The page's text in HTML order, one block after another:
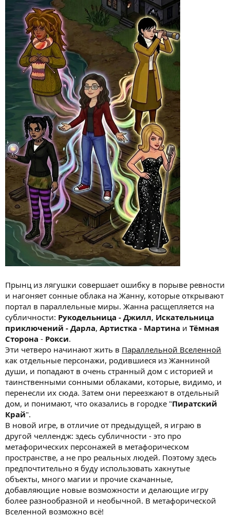
Прынц из лягушки совершает ошибку в порыве ревности
и нагоняет сонные облака на Жанну, которые открывают
портал в параллельные миры. Жанна расщепляется на
субличности: Рукодельница - Джилл, Искательница
приключений - Дарла, Артистка - Мартина и Тёмная
Сторона - Рокси.
Эти четверо начинают жить в Параллельной Вселенной
как отдельные персонажи, родившиеся из Жанниной
души, и попадают в очень странный дом с историей и
таинственными сонными облаками, которые, видимо, и
перенесли их сюда. Затем они переезжают в отдельный
дом, и понимают, что оказались в городке "Пиратский
Край".
В новой игре, в отличие от предыдущей, я играю в
другой челлендж: здесь субличности - это про
метафорических персонажей в метафорическом
пространстве, а не про реальных людей. Поэтому здесь
предпочтительно я буду использовать хакнутые
объекты, много магии и прочие скачанные,
добавляющие новые возможности и делающие игру
более разнообразной и необычной. В метафорической
Вселенной возможно всё!